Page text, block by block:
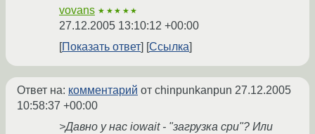
vovans ★★★★★
27.12.2005 13:10:12 +00:00
Показать ответ
Ссылка
Ответ на: комментарий от chinpunkanpun 27.12.2005
10:58:37 +00:00
>Давно у нас iowait - "загрузка cpu"? Или